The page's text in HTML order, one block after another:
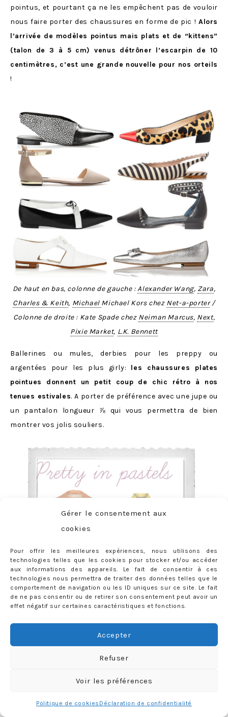
Gérer le consentement aux
cookies
Pour offrir les meilleures expériences, nous utilisons des
technologies telles que les cookies pour stocker et/ou accéder
aux informations des appareils. Le fait de consentir à ces
technologies nous permettra de traiter des données telles que le
comportement de navigation ou les ID uniques sur ce site. Le fait
de ne pas consentir ou de retirer son consentement peut avoir un
effet négatif sur certaines caractéristiques et fonctions.
Accepter
Refuser
Voir les préférences
Politique de cookies Déclaration de confidentialité
pointus, et pourtant ça ne les empêchent pas de vouloir
nous faire porter des chaussures en forme de pic ! Alors
l’arrivée de modèles pointus mais plats et de “kittens”
(talon de 3 à 5 cm) venus détrôner l’escarpin de 10
centimètres, c’est une grande nouvelle pour nos orteils
!
De haut en bas, colonne de gauche :Alexander Wang, Zara,
Charles & Keith, Michael Michael Kors chez Net-a-porter/
Colonne de droite : Kate Spade chez Neiman Marcus, Next,
Pixie Market, L.K. Bennett
Ballerines ou mules, derbies pour les preppy ou
argentées pour les plus girly: les chaussures plates
pointues donnent un petit coup de chic rétro à nos
tenues estivales. A porter de préférence avec une jupe ou
un pantalon longueur ⅞ qui vous permettra de bien
montrer vos jolis souliers.
De haut en bas, colonne de gauche : Perfecto en cuir